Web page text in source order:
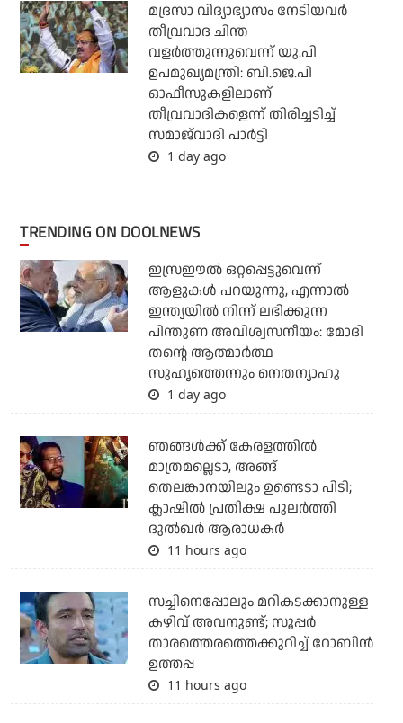
മദ്രസാ വിദ്യാഭ്യാസം നേടിയവര്‍
തീവ്രവാദ ചിന്ത
വളര്‍ത്തുന്നുവെന്ന് യു.പി
ഉപമുഖ്യമന്ത്രി: ബി.ജെ.പി
ഓഫീസുകളിലാണ്
തീവ്രവാദികളെന്ന് തിരിച്ചടിച്ച്
സമാജ്‌വാദി പാര്‍ട്ടി
1 day ago
TRENDING ON DOOLNEWS
ഇസ്രഈല്‍ ഒറ്റപ്പെട്ടുവെന്ന്
ആളുകള്‍ പറയുന്നു, എന്നാല്‍
ഇന്ത്യയില്‍ നിന്ന് ലഭിക്കുന്ന
പിന്തുണ അവിശ്വസനീയം: മോദി
തന്റെ ആത്മാര്‍ത്ഥ
സുഹൃത്തെന്നും നെതന്യാഹു
1 day ago
ഞങ്ങള്‍ക്ക് കേരളത്തില്‍
മാത്രമല്ലെടാ, അങ്ങ്
തെലങ്കാനയിലും ഉണ്ടെടാ പിടി;
ക്ലാഷില്‍ പ്രതീക്ഷ പുലര്‍ത്തി
ദുല്‍ഖര്‍ ആരാധകര്‍
11 hours ago
സച്ചിനെപ്പോലും മറികടക്കാനുള്ള
കഴിവ് അവനുണ്ട്; സൂപ്പര്‍
താരത്തെരത്തെക്കുറിച്ച് റോബിന്‍
ഉത്തപ്പ
11 hours ago